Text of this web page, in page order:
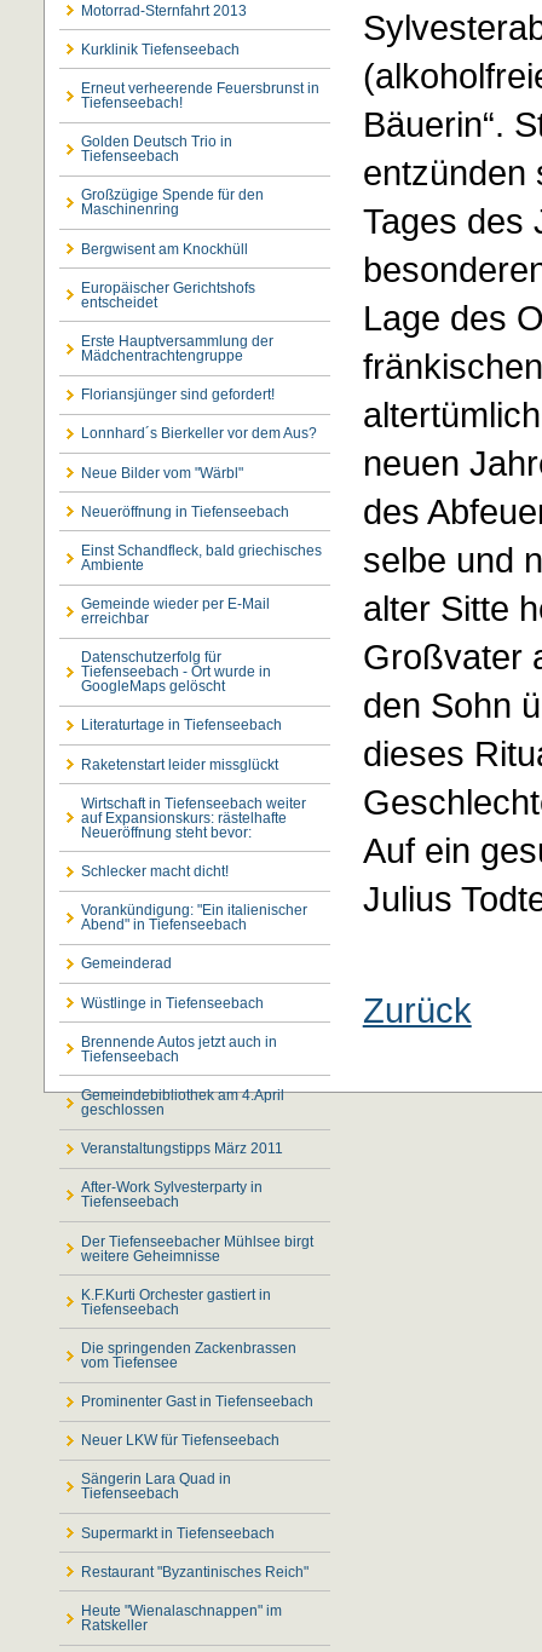
Motorrad-Sternfahrt 2013
Kurklinik Tiefenseebach
Erneut verheerende Feuersbrunst in
Tiefenseebach!
Golden Deutsch Trio in
Tiefenseebach
Großzügige Spende für den
Maschinenring
Bergwisent am Knockhüll
Europäischer Gerichtshofs
entscheidet
Erste Hauptversammlung der
Mädchentrachtengruppe
Floriansjünger sind gefordert!
Lonnhard´s Bierkeller vor dem Aus?
Neue Bilder vom "Wärbl"
Neueröffnung in Tiefenseebach
Einst Schandfleck, bald griechisches
Ambiente
Gemeinde wieder per E-Mail
erreichbar
Datenschutzerfolg für
Tiefenseebach - Ort wurde in
GoogleMaps gelöscht
Literaturtage in Tiefenseebach
Raketenstart leider missglückt
Wirtschaft in Tiefenseebach weiter
auf Expansionskurs: rästelhafte
Neueröffnung steht bevor:
Schlecker macht dicht!
Vorankündigung: "Ein italienischer
Abend" in Tiefenseebach
Gemeinderad
Wüstlinge in Tiefenseebach
Brennende Autos jetzt auch in
Tiefenseebach
Gemeindebibliothek am 4.April
geschlossen
Veranstaltungstipps März 2011
After-Work Sylvesterparty in
Tiefenseebach
Der Tiefenseebacher Mühlsee birgt
weitere Geheimnisse
K.F.Kurti Orchester gastiert in
Tiefenseebach
Die springenden Zackenbrassen
vom Tiefensee
Prominenter Gast in Tiefenseebach
Neuer LKW für Tiefenseebach
Sängerin Lara Quad in
Tiefenseebach
Supermarkt in Tiefenseebach
Restaurant "Byzantinisches Reich"
Heute "Wienalaschnappen" im
Ratskeller
Bäuerin“.
entzünden
Tages des
Lage des
neuen
des
selbe und
alter Sitte
Großvater
den Sohn
dieses
Auf ein
Julius
Zurück